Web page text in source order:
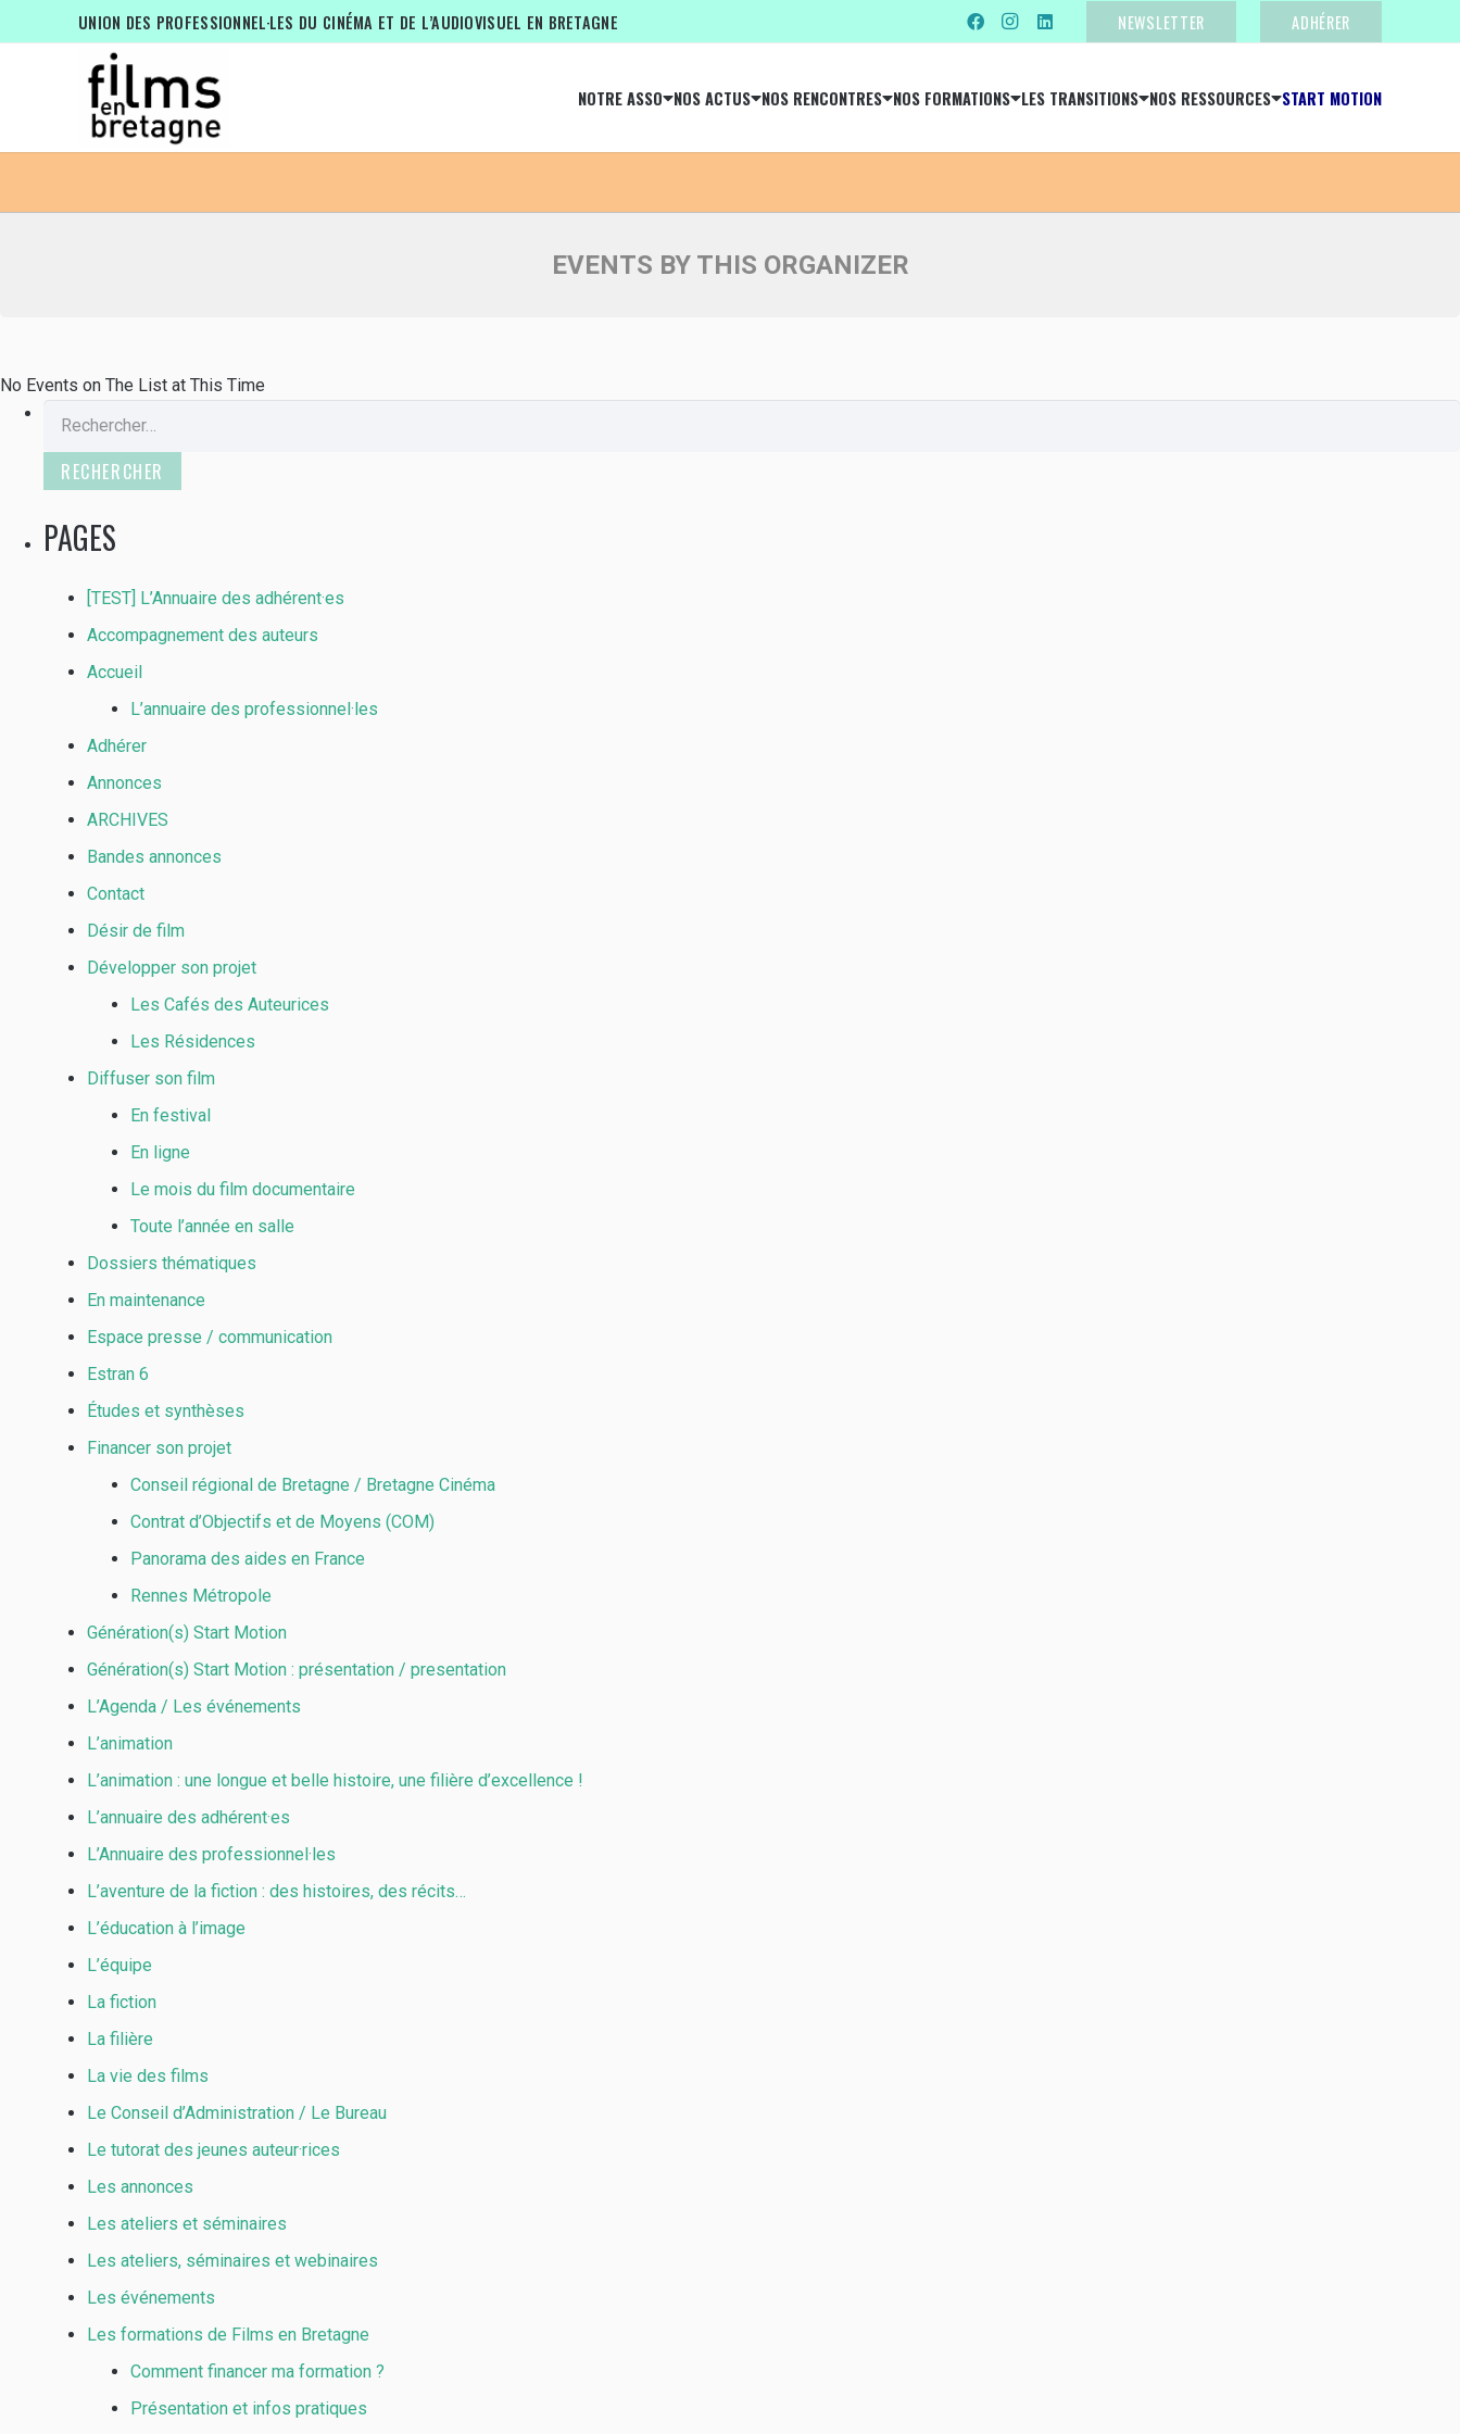
UNION DES PROFESSIONNEL·LES DU CINÉMA ET DE L’AUDIOVISUEL EN BRETAGNE NEWSLETTER ADHÉRER
NOTRE ASSO NOS ACTUS NOS RENCONTRES NOS FORMATIONS LES TRANSITIONS NOS RESSOURCES START MOTION
EVENTS BY THIS ORGANIZER
EVENTS BY THIS ORGANIZER
No Events on The List at This Time
PAGES
[TEST] L’Annuaire des adhérent·es
Accompagnement des auteurs
Accueil
L’annuaire des professionnel·les
Adhérer
Annonces
ARCHIVES
Bandes annonces
Contact
Désir de film
Développer son projet
Les Cafés des Auteurices
Les Résidences
Diffuser son film
En festival
En ligne
Le mois du film documentaire
Toute l’année en salle
Dossiers thématiques
En maintenance
Espace presse / communication
Estran 6
Études et synthèses
Financer son projet
Conseil régional de Bretagne / Bretagne Cinéma
Contrat d’Objectifs et de Moyens (COM)
Panorama des aides en France
Rennes Métropole
Génération(s) Start Motion
Génération(s) Start Motion : présentation / presentation
L’Agenda / Les événements
L’animation
L’animation : une longue et belle histoire, une filière d’excellence !
L’annuaire des adhérent·es
L’Annuaire des professionnel·les
L’aventure de la fiction : des histoires, des récits…
L’éducation à l’image
L’équipe
La fiction
La filière
La vie des films
Le Conseil d’Administration / Le Bureau
Le tutorat des jeunes auteur·rices
Les annonces
Les ateliers et séminaires
Les ateliers, séminaires et webinaires
Les événements
Les formations de Films en Bretagne
Comment financer ma formation ?
Présentation et infos pratiques